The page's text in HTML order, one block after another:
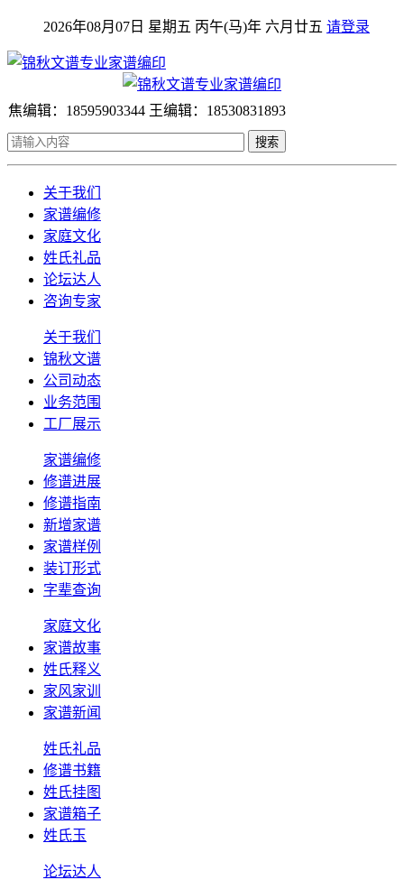
2026年08月07日 星期五 丙午(马)年 六月廿五 请登录
焦编辑：18595903344 王编辑：18530831893
搜索
关于我们
家谱编修
家庭文化
姓氏礼品
论坛达人
咨询专家
关于我们
锦秋文谱
公司动态
业务范围
工厂展示
家谱编修
修谱进展
修谱指南
新增家谱
家谱样例
装订形式
字辈查询
家庭文化
家谱故事
姓氏释义
家风家训
家谱新闻
姓氏礼品
修谱书籍
姓氏挂图
家谱箱子
姓氏玉
论坛达人